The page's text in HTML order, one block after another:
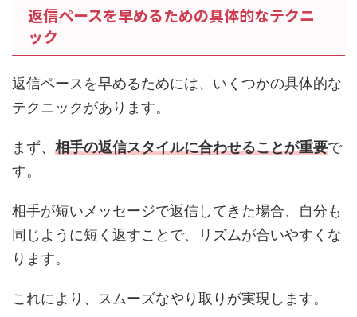
返信ペースを早めるための具体的なテクニ
ック
返信ペースを早めるためには、いくつかの具体的な
テクニックがあります。
まず、 相手の返信スタイルに合わせることが重要で
す。
相手が短いメッセージで返信してきた場合、自分も
同じように短く返すことで、リズムが合いやすくな
ります。
これにより、スムーズなやり取りが実現します。